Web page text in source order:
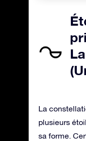
La
plusieurs
sa forme.